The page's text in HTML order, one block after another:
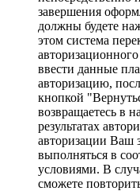
завершения
должны будете
этом система
ввести данные
авторизацию,
кнопкой
возвращаетесь в
результатах
авторизации Ваш
выполняться в
условиями. В
сможете